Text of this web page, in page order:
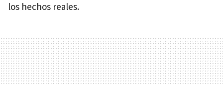
los hechos reales.